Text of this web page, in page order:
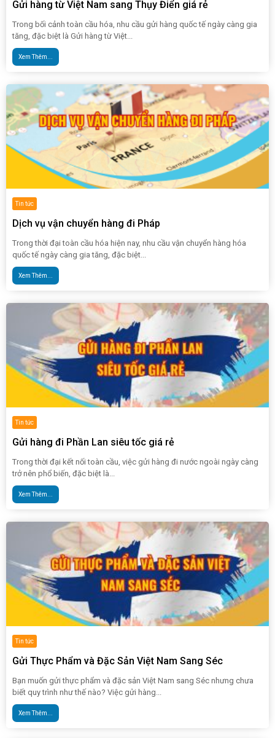
Gửi hàng từ Việt Nam sang Thụy Điển giá rẻ
Trong bối cảnh toàn cầu hóa, nhu cầu gửi hàng quốc tế ngày càng gia
tăng, đặc biệt là Gửi hàng từ Việt...
Xem Thêm...
Tin tức
Dịch vụ vận chuyển hàng đi Pháp
Trong thời đại toàn cầu hóa hiện nay, nhu cầu vận chuyển hàng hóa
quốc tế ngày càng gia tăng, đặc biệt...
Xem Thêm...
Tin tức
Gửi hàng đi Phần Lan siêu tốc giá rẻ
Trong thời đại kết nối toàn cầu, việc gửi hàng đi nước ngoài ngày càng
trở nên phổ biến, đặc biệt là...
Xem Thêm...
Tin tức
Gửi Thực Phẩm và Đặc Sản Việt Nam Sang Séc
Bạn muốn gửi thực phẩm và đặc sản Việt Nam sang Séc nhưng chưa
biết quy trình như thế nào? Việc gửi hàng...
Xem Thêm...